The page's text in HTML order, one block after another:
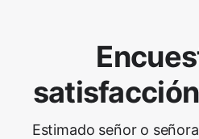
Estimado señor o